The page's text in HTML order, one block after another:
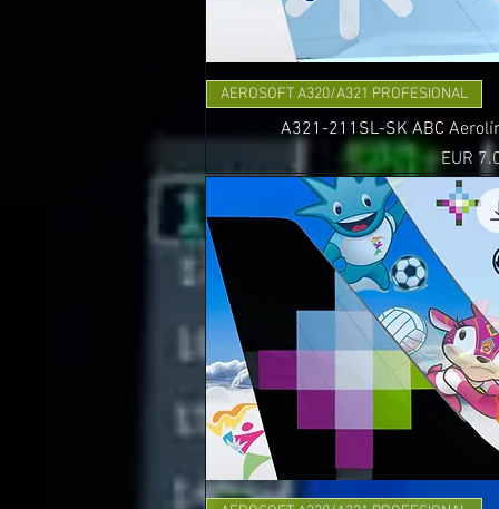
AEROSOFT A320/A321 PROFESIONAL
A321-211SL-SK ABC
Precio
EUR